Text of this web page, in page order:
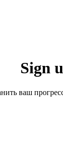
Sign
ваш